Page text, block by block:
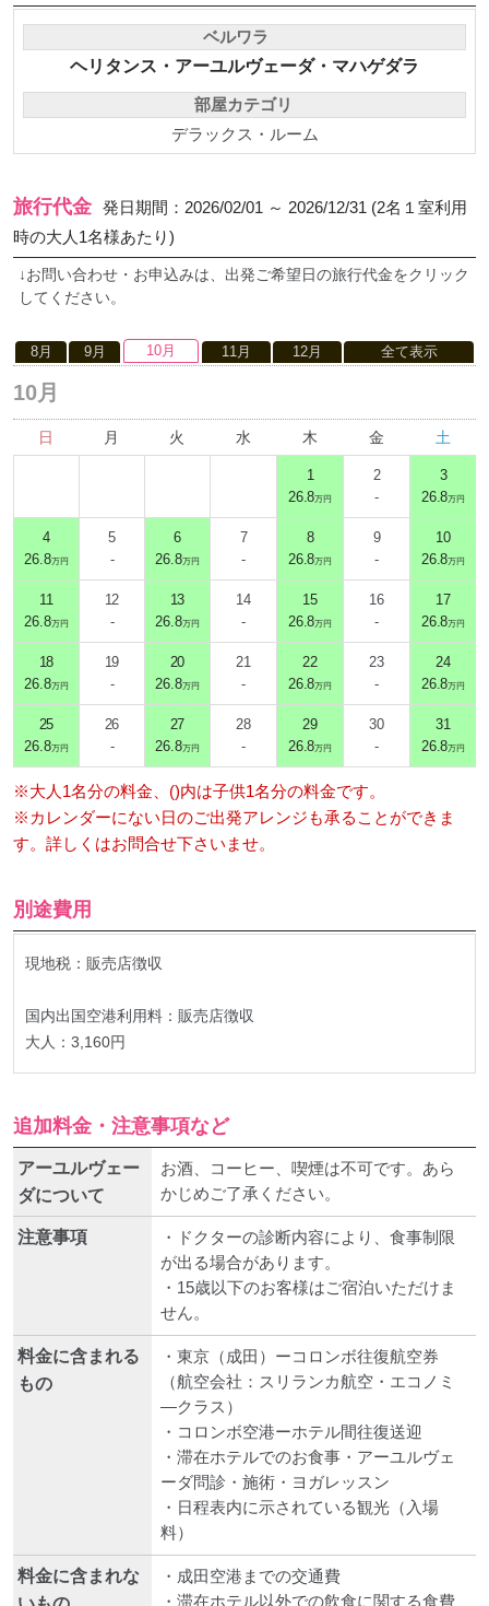
ベルワラ
ヘリタンス・アーユルヴェーダ・マハゲダラ
部屋カテゴリ
デラックス・ルーム
旅行代金 発日期間：2026/02/01 ～ 2026/12/31 (2名１室利用
時の大人1名様あたり)
↓お問い合わせ・お申込みは、出発ご希望日の旅行代金をクリック
してください。
8月 9月 10月 11月 12月 全て表示
10月
日 月 火 水 木 金 土
1
26.8万円
2
-
3
26.8万円
4
26.8万円
5
-
6
26.8万円
7
-
8
26.8万円
9
-
10
26.8万円
11
26.8万円
12
-
13
26.8万円
14
-
15
26.8万円
16
-
17
26.8万円
18
26.8万円
19
-
20
26.8万円
21
-
22
26.8万円
23
-
24
26.8万円
25
26.8万円
26
-
27
26.8万円
28
-
29
26.8万円
30
-
31
26.8万円
※大人1名分の料金、()内は子供1名分の料金です。
※カレンダーにない日のご出発アレンジも承ることができま
す。詳しくはお問合せ下さいませ。
別途費用
現地税：販売店徴収
国内出国空港利用料：販売店徴収
大人：3,160円
追加料金・注意事項など
アーユルヴェー
ダについて
お酒、コーヒー、喫煙は不可です。あら
かじめご了承ください。
注意事項
・ドクターの診断内容により、食事制限
が出る場合があります。
・15歳以下のお客様はご宿泊いただけま
せん。
料金に含まれる
もの
・東京（成田）ーコロンボ往復航空券
（航空会社：スリランカ航空・エコノミ
―クラス）
・コロンボ空港ーホテル間往復送迎
・滞在ホテルでのお食事・アーユルヴェ
ーダ問診・施術・ヨガレッスン
・日程表内に示されている観光（入場
料）
料金に含まれな
・成田空港までの交通費
・滞在ホテル以外での飲食に関する食費